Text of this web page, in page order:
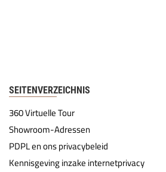
SEITENVERZEICHNIS
360 Virtuelle Tour
Showroom-Adressen
PDPL en ons privacybeleid
Kennisgeving inzake internetprivacy